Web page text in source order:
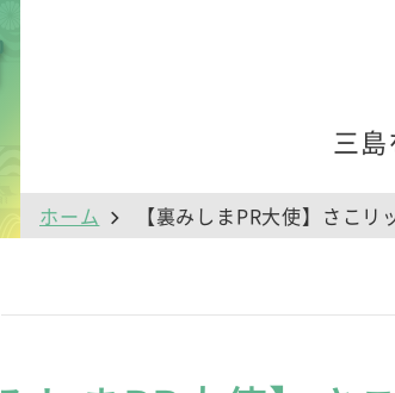
三島
ホーム 【裏みしまPR大使】さこリ